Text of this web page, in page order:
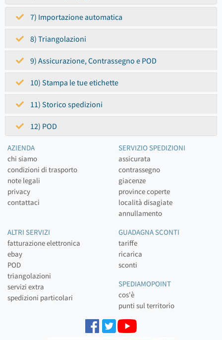
7) Importazione automatica
8) Triangolazioni
9) Assicurazione, Contrassegno e POD
10) Stampa le tue etichette
11) Storico spedizioni
12) POD
AZIENDA
chi siamo
condizioni di trasporto
note legali
privacy
contattaci
SERVIZIO SPEDIZIONI
assicurata
contrassegno
giacenze
province coperte
località disagiate
annullamento
ALTRI SERVIZI
fatturazione elettronica
ebay
POD
triangolazioni
servizi extra
spedizioni particolari
GUADAGNA SCONTI
tariffe
ricarica
sconti
SPEDIAMOPOINT
cos'è
punti sul territorio